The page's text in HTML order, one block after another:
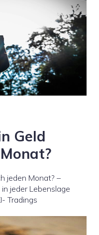
Geld
jeden Monat? –
jeder Lebenslage
Tradings